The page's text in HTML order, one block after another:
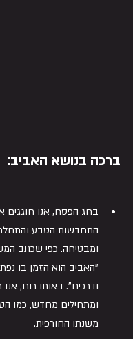
ברכה בנושא האביב:
בחג הפסח, אנו חוגגים
התחדשות הטבע
ומבטיחה. כפי שכתב
"האביב הוא הזמן בו
ודרכים". באותו רוח, אנו
ומתחילים מחדש, כמו
משנתו החורפית.